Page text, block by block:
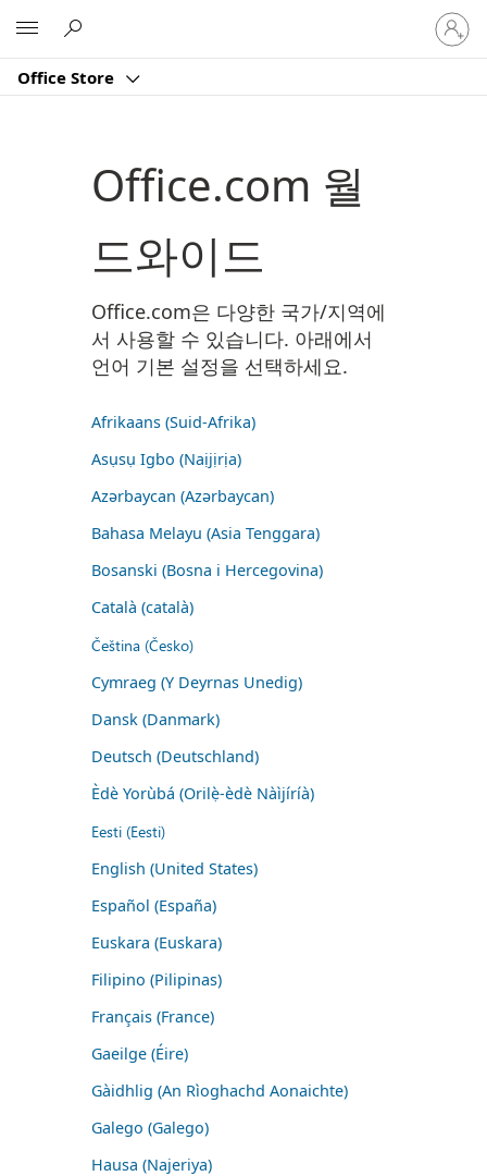
Office Store
귀
하
계
Office.com 월
드와이드
Office.com은 다양한 국가/지역에
서 사용할 수 있습니다. 아래에서
언어 기본 설정을 선택하세요.
Afrikaans (Suid-Afrika)
Asụsụ Igbo (Naịjịrịa)
Azərbaycan (Azərbaycan)
Bahasa Melayu (Asia Tenggara)
Bosanski (Bosna i Hercegovina)
Català (català)
Čeština (Česko)
Cymraeg (Y Deyrnas Unedig)
Dansk (Danmark)
Deutsch (Deutschland)
Èdè Yorùbá (Orilẹ̀-èdè Nàìjíríà)
Eesti (Eesti)
English (United States)
Español (España)
Euskara (Euskara)
Filipino (Pilipinas)
Français (France)
Gaeilge (Éire)
Gàidhlig (An Rìoghachd Aonaichte)
Galego (Galego)
Hausa (Najeriya)